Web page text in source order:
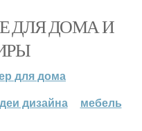
ДЛЯ ДОМА И
для дома
дизайна мебель